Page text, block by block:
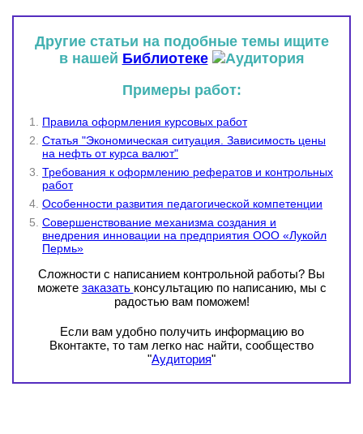
Другие статьи на подобные темы ищите
в нашей Библиотеке
Примеры работ:
Правила оформления курсовых работ
Статья "Экономическая ситуация. Зависимость цены
на нефть от курса валют"
Требования к оформлению рефератов и контрольных
работ
Особенности развития педагогической компетенции
Совершенствование механизма создания и
внедрения инновации на предприятия ООО «Лукойл
Пермь»
Сложности с написанием контрольной работы? Вы
можете заказать консультацию по написанию, мы с
радостью вам поможем!
Если вам удобно получить информацию во
Вконтакте, то там легко нас найти, сообщество
"Аудитория"